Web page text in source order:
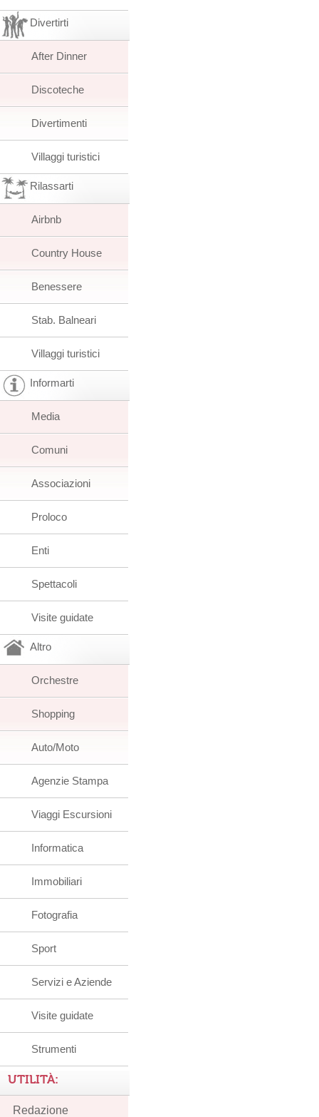
Divertirti
After Dinner
Discoteche
Divertimenti
Villaggi turistici
Rilassarti
Airbnb
Country House
Benessere
Stab. Balneari
Villaggi turistici
Informarti
Media
Comuni
Associazioni
Proloco
Enti
Spettacoli
Visite guidate
Altro
Orchestre
Shopping
Auto/Moto
Agenzie Stampa
Viaggi Escursioni
Informatica
Immobiliari
Fotografia
Sport
Servizi e Aziende
Visite guidate
Strumenti
UTILITÀ:
Redazione